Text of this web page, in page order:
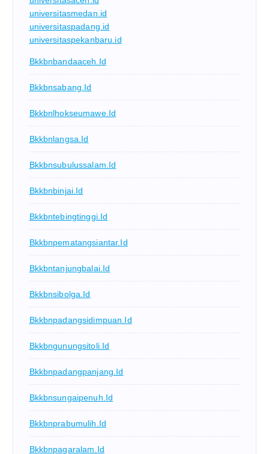
universitasmedan.id
universitaspadang.id
universitaspekanbaru.id
Bkkbnbandaaceh.id
Bkkbnsabang.id
Bkkbnlhokseumawe.id
Bkkbnlangsa.id
Bkkbnsubulussalam.id
Bkkbnbinjai.id
Bkkbntebingtinggi.id
Bkkbnpematangsiantar.id
Bkkbntanjungbalai.id
Bkkbnsibolga.id
Bkkbnpadangsidimpuan.id
Bkkbngunungsitoli.id
Bkkbnpadangpanjang.id
Bkkbnsungaipenuh.id
Bkkbnprabumulih.id
Bkkbnpagaralam.id